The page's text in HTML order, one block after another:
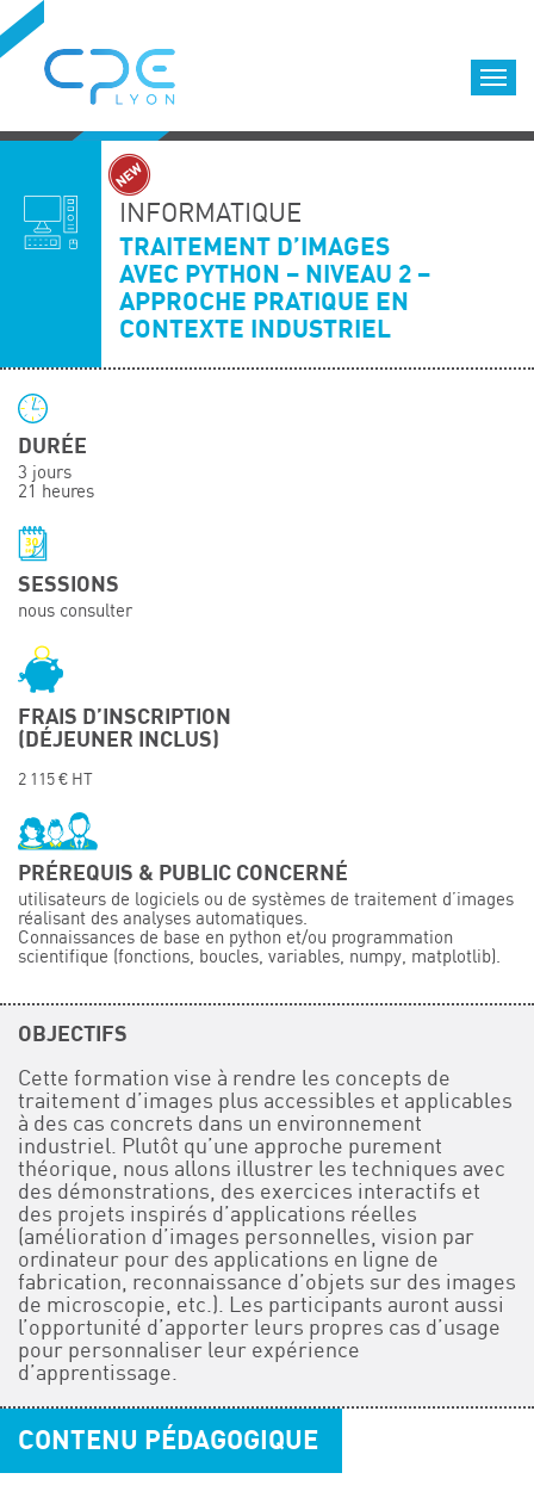
Accueil
Formations qualifiantes
Formations diplômantes
Infos pratiques
Déroulement des formations
Symposium on Chain Transfer Catalysis for
sustainability – September 15 and 16, 2026
Contacts
INFORMATIQUE
TRAITEMENT D’IMAGES
AVEC PYTHON – NIVEAU 2 –
APPROCHE PRATIQUE EN
CONTEXTE INDUSTRIEL
DURÉE
3 jours
21 heures
SESSIONS
nous consulter
FRAIS D’INSCRIPTION
(DÉJEUNER INCLUS)
2 115 € HT
PRÉREQUIS & PUBLIC CONCERNÉ
utilisateurs de logiciels ou de systèmes de traitement d’images
réalisant des analyses automatiques.
Connaissances de base en python et/ou programmation
scientifique (fonctions, boucles, variables, numpy, matplotlib).
OBJECTIFS
Cette formation vise à rendre les concepts de
traitement d’images plus accessibles et applicables
à des cas concrets dans un environnement
industriel. Plutôt qu’une approche purement
théorique, nous allons illustrer les techniques avec
des démonstrations, des exercices interactifs et
des projets inspirés d’applications réelles
(amélioration d’images personnelles, vision par
ordinateur pour des applications en ligne de
fabrication, reconnaissance d’objets sur des images
de microscopie, etc.). Les participants auront aussi
l’opportunité d’apporter leurs propres cas d’usage
pour personnaliser leur expérience
d’apprentissage.
CONTENU PÉDAGOGIQUE
Cookies management panel